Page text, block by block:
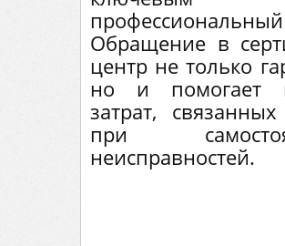
Обращение в
центр не только
но и помогает
затрат,
при
неисправностей.